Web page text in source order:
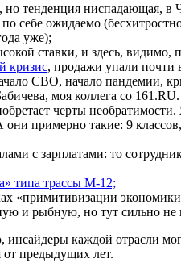
но тенденция ниспадающая,
по себе ожидаемо
уже);
ставки, и здесь, видимо,
кризис, продажи упали почти
СВО, начало пандемии,
моя коллега со
черты
примерно такие: 9
с зарплатами: то
типа трассы М-12;
«примитивизации
и рыбную, но тут сильно не
каждой отрасли
от предыдущих лет.